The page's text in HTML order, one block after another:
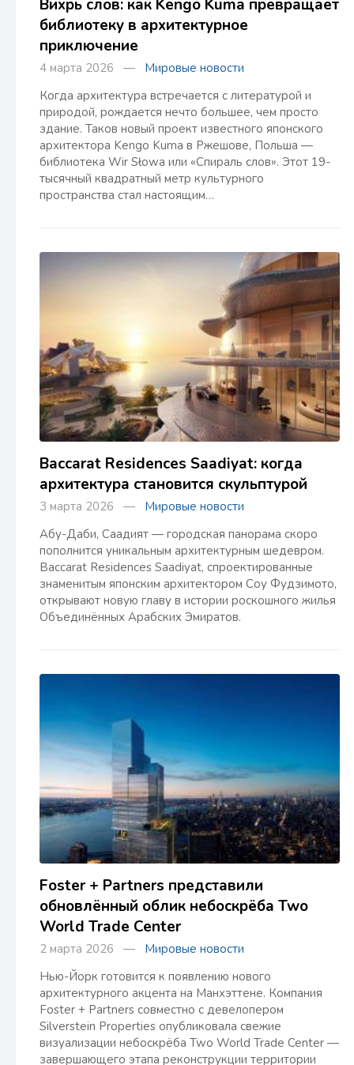
Вихрь слов: как Kengo Kuma превращает
библиотеку в архитектурное
приключение
4 марта 2026 — Мировые новости
Когда архитектура встречается с литературой и
природой, рождается нечто большее, чем просто
здание. Таков новый проект известного японского
архитектора Kengo Kuma в Ржешове, Польша —
библиотека Wir Słowa или «Спираль слов». Этот 19-
тысячный квадратный метр культурного
пространства стал настоящим…
Baccarat Residences Saadiyat: когда
архитектура становится скульптурой
3 марта 2026 — Мировые новости
Абу-Даби, Саадият — городская панорама скоро
пополнится уникальным архитектурным шедевром.
Baccarat Residences Saadiyat, спроектированные
знаменитым японским архитектором Соу Фудзимото,
открывают новую главу в истории роскошного жилья
Объединённых Арабских Эмиратов.
Foster + Partners представили
обновлённый облик небоскрёба Two
World Trade Center
2 марта 2026 — Мировые новости
Нью-Йорк готовится к появлению нового
архитектурного акцента на Манхэттене. Компания
Foster + Partners совместно с девелопером
Silverstein Properties опубликовала свежие
визуализации небоскрёба Two World Trade Center —
завершающего этапа реконструкции территории